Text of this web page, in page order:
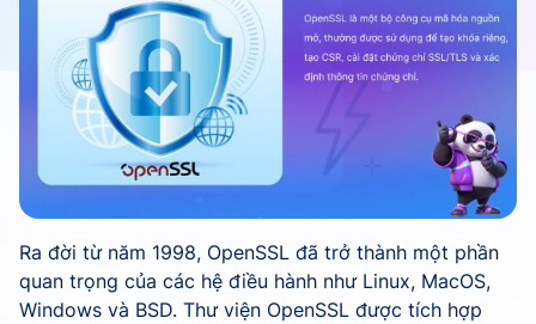
Ra đời từ năm 1998, OpenSSL đã trở thành một phần
quan trọng của các hệ điều hành như Linux, MacOS,
Windows và BSD. Thư viện OpenSSL được tích hợp